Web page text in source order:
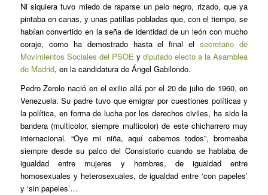
Ni siquiera tuvo miedo de raparse un pelo negro, rizado, que ya
pintaba en canas, y unas patillas pobladas que, con el tiempo, se
habían convertido en la seña de identidad de un león con mucho
coraje, como ha demostrado hasta el final elsecretario de
Movimientos Sociales del PSOE ydiputado electo a la Asamblea
de Madrid, en la candidatura de Ángel Gabilondo.
Pedro Zerolo nació en el exilio allá por el 20 de julio de 1960, en
Venezuela. Su padre tuvo que emigrar por cuestiones políticas y
la política, en forma de lucha por los derechos civiles, ha sido la
bandera (multicolor, siempre multicolor) de este chicharrero muy
internacional. “Oye mi niña, aquí cabemos todos”, bromeaba
siempre desde su palco del Consistorio cuando se hablaba de
igualdad entre mujeres y hombres, de igualdad entre
homosexuales y heterosexuales, de igualdad entre ‘con papeles’
y ‘sin papeles’…